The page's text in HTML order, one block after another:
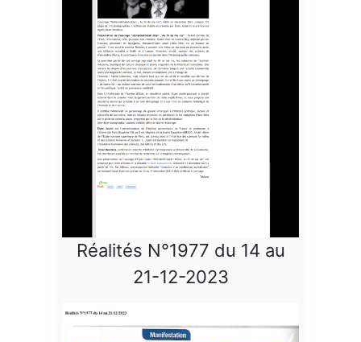
Réalités N°1977 du 14 au
21-12-2023